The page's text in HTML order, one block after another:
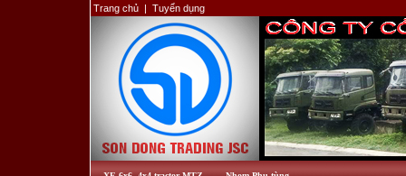
Trang chủ | Tuyển dụng